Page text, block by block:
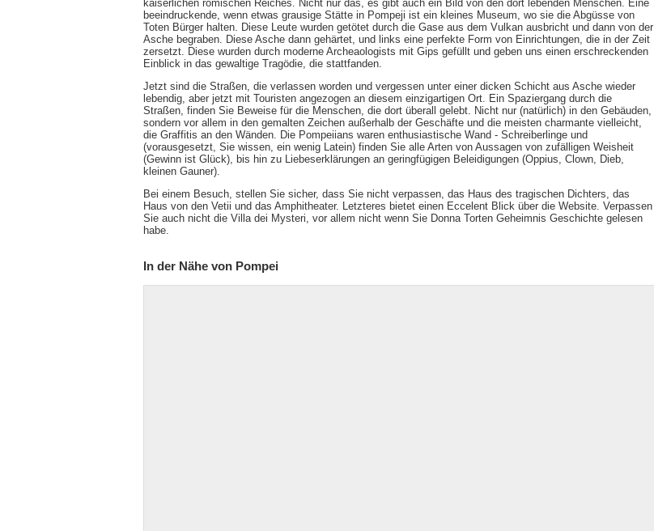
kaiserlichen römischen Reiches. Nicht nur das, es gibt auch ein Bild von den dort lebenden Menschen. Eine
beeindruckende, wenn etwas grausige Stätte in Pompeji ist ein kleines Museum, wo sie die Abgüsse von
Toten Bürger halten. Diese Leute wurden getötet durch die Gase aus dem Vulkan ausbricht und dann von der
Asche begraben. Diese Asche dann gehärtet, und links eine perfekte Form von Einrichtungen, die in der Zeit
zersetzt. Diese wurden durch moderne Archeaologists mit Gips gefüllt und geben uns einen erschreckenden
Einblick in das gewaltige Tragödie, die stattfanden.
Jetzt sind die Straßen, die verlassen worden und vergessen unter einer dicken Schicht aus Asche wieder
lebendig, aber jetzt mit Touristen angezogen an diesem einzigartigen Ort. Ein Spaziergang durch die
Straßen, finden Sie Beweise für die Menschen, die dort überall gelebt. Nicht nur (natürlich) in den Gebäuden,
sondern vor allem in den gemalten Zeichen außerhalb der Geschäfte und die meisten charmante vielleicht,
die Graffitis an den Wänden. Die Pompeiians waren enthusiastische Wand - Schreiberlinge und
(vorausgesetzt, Sie wissen, ein wenig Latein) finden Sie alle Arten von Aussagen von zufälligen Weisheit
(Gewinn ist Glück), bis hin zu Liebeserklärungen an geringfügigen Beleidigungen (Oppius, Clown, Dieb,
kleinen Gauner).
Bei einem Besuch, stellen Sie sicher, dass Sie nicht verpassen, das Haus des tragischen Dichters, das
Haus von den Vetii und das Amphitheater. Letzteres bietet einen Eccelent Blick über die Website. Verpassen
Sie auch nicht die Villa dei Mysteri, vor allem nicht wenn Sie Donna Torten Geheimnis Geschichte gelesen
habe.
In der Nähe von Pompei